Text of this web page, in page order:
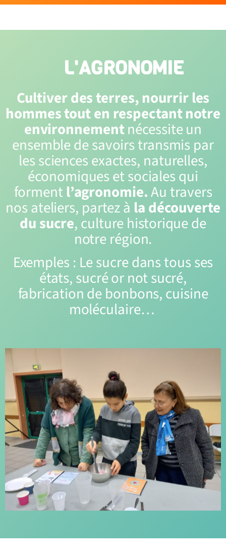
L'AGRONOMIE
Cultiver des terres, nourrir les
hommes tout en respectant notre
environnementnécessite un
ensemble de savoirs transmis par
les sciences exactes, naturelles,
économiques et sociales qui
formentl’agronomie.Au travers
nos ateliers, partez à la découverte
du sucre, culture historique de
notre région.
Exemples : Le sucre dans tous ses
états, sucré or not sucré,
fabrication de bonbons, cuisine
moléculaire…